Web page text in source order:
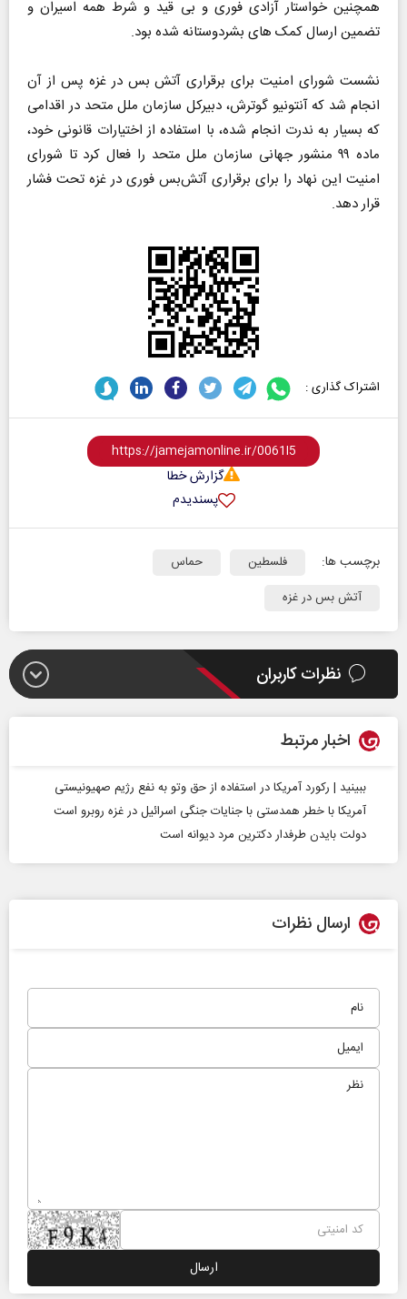
همچنین خواستار آزادی فوری و بی قید و شرط همه اسیران و
تضمین ارسال کمک‌ های بشردوستانه شده بود.
نشست شورای امنیت برای برقراری آتش بس در غزه پس از آن
انجام شد که آنتونیو گوترش، دبیرکل سازمان ملل متحد در اقدامی
که بسیار به ندرت انجام شده، با استفاده از اختیارات قانونی خود،
ماده ۹۹ منشور جهانی سازمان ملل متحد را فعال کرد تا شورای
امنیت این نهاد را برای برقراری آتش‌بس فوری در غزه تحت فشار
قرار دهد.
اشتراک گذاری :
گزارش خطا
پسندیدم
برچسب ها: فلسطین
حماس
آتش بس در غزه
نظرات کاربران
اخبار مرتبط
ببینید | رکورد آمریکا در استفاده از حق وتو به نفع رژیم صهیونیستی
آمریکا با خطر همدستی با جنایات جنگی اسرائیل در غزه روبرو است
دولت بایدن طرفدار دکترین مرد دیوانه است
ارسال نظرات